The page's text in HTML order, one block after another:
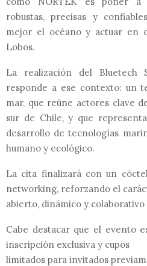
robustas, precisas y
mejor el océano y actuar en
Lobos.
La realización del Bluetech
responde a ese contexto: un
mar, que reúne actores clave
sur de Chile, y que
desarrollo de tecnologías
humano y ecológico.
La cita finalizará con un
networking, reforzando el
abierto, dinámico y
Cabe destacar que el evento
inscripción exclusiva y cupos
limitados para invitados